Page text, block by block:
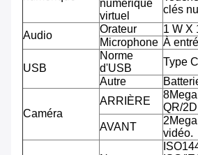
numérique
virtuel
clés
Audio
Orateur
1 W X
Microphone À
USB
Norme
d'USB
Type
Autre
Caméra
ARRIÈRE
QR/
AVANT
vidéo.